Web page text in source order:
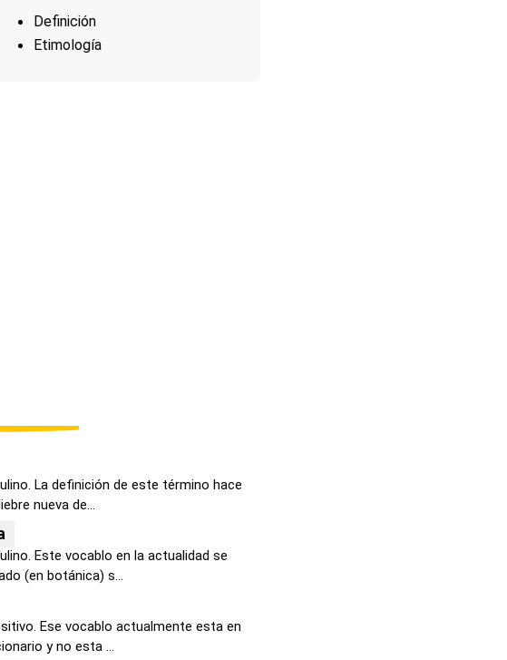
Definición
Etimología
La definición de este término hace
nueva de...
Este vocablo en la actualidad se
(en botánica) s...
Ese vocablo actualmente esta en
y no esta ...